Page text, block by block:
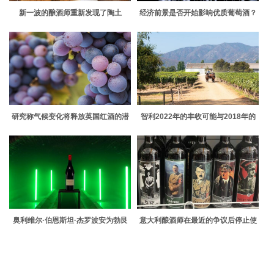
新一波的酿酒师重新发现了陶土 经济前景是否开始影响优质葡萄酒？
研究称气候变化将释放英国红酒的潜
智利2022年的丰收可能与2018年的
奥利维尔·伯恩斯坦·杰罗波安为勃艮
意大利酿酒师在最近的争议后停止使